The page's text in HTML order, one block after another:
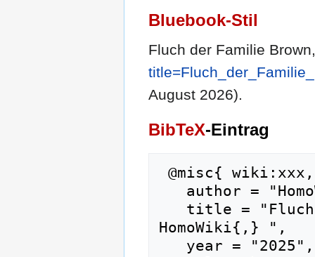
Bluebook-Stil
Fluch der Familie
August 2026).
BibTeX-Eintrag
HomoWiki{,} ",